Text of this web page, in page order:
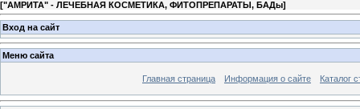
["АМРИТА" - ЛЕЧЕБНАЯ КОСМЕТИКА, ФИТОПРЕПАРАТЫ, БАДы]
Вход на сайт
Меню сайта
Главная страница Информация о сайте Каталог